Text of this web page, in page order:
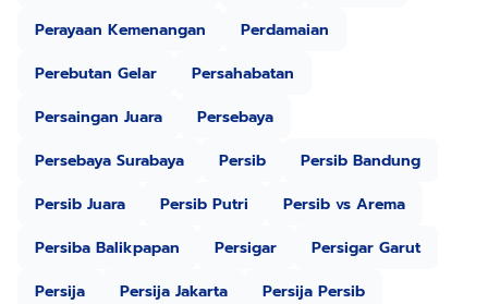
Perayaan Kemenangan
Perdamaian
Perebutan Gelar
Persahabatan
Persaingan Juara
Persebaya
Persebaya Surabaya
Persib
Persib Bandung
Persib Juara
Persib Putri
Persib vs Arema
Persiba Balikpapan
Persigar
Persigar Garut
Persija
Persija Jakarta
Persija Persib